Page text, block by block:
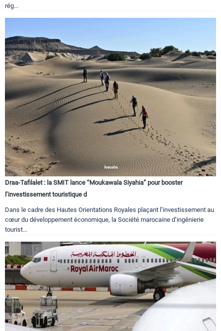
rég...
Draa-Tafilalet : la SMIT lance “Moukawala Siyahia” pour booster
l’investissement touristique d
Dans le cadre des Hautes Orientations Royales plaçant l’investissement au
cœur du développement économique, la Société marocaine d’ingénierie
tourist...